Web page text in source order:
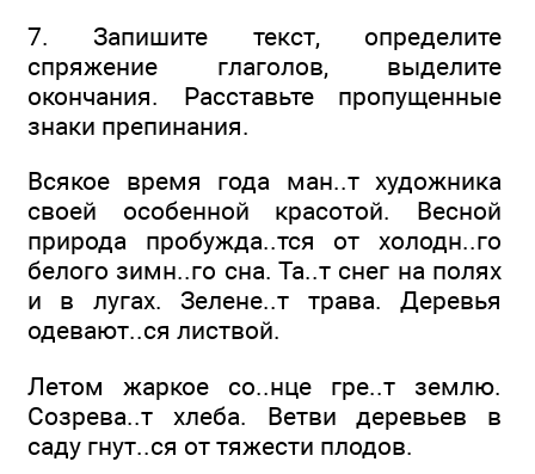
7. Запишите текст, определите
спряжение глаголов, выделите
окончания. Расставьте пропущенные
знаки препинания.
Всякое время года ман..т художника
своей особенной красотой. Весной
природа пробужда..тся от холодн..го
белого зимн..го сна. Та..т снег на полях
и в лугах. Зелене..т трава. Деревья
одевают..ся листвой.
Летом жаркое со..нце гре..т землю.
Созрева..т хлеба. Ветви деревьев в
саду гнут..ся от тяжести плодов.